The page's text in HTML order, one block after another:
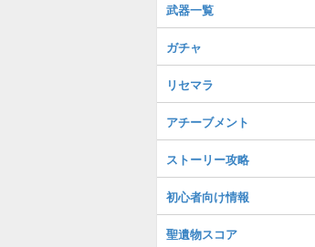
武器一覧
ガチャ
リセマラ
アチーブメント
ストーリー攻略
初心者向け情報
聖遺物スコア